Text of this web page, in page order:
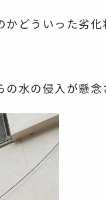
か どういった劣
の水の侵入が懸念